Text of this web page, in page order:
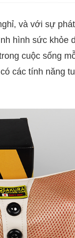
và với sự phát
hình sức khỏe
cuộc sống
các tính năng